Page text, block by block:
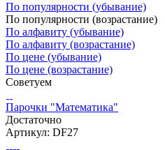
По популярности (убывание)
По популярности (возрастание)
По алфавиту (убывание)
По алфавиту (возрастание)
По цене (убывание)
По цене (возрастание)
Советуем
Парочки "Математика"
Достаточно
Артикул: DF27